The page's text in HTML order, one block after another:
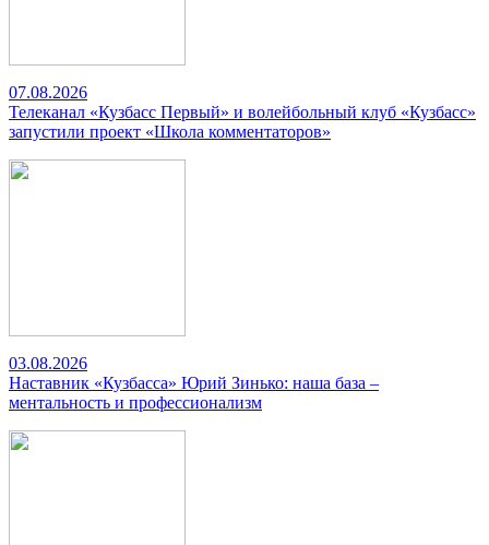
07.08.2026
Телеканал «Кузбасс Первый» и волейбольный клуб «Кузбасс»
запустили проект «Школа комментаторов»
03.08.2026
Наставник «Кузбасса» Юрий Зинько: наша база –
ментальность и профессионализм